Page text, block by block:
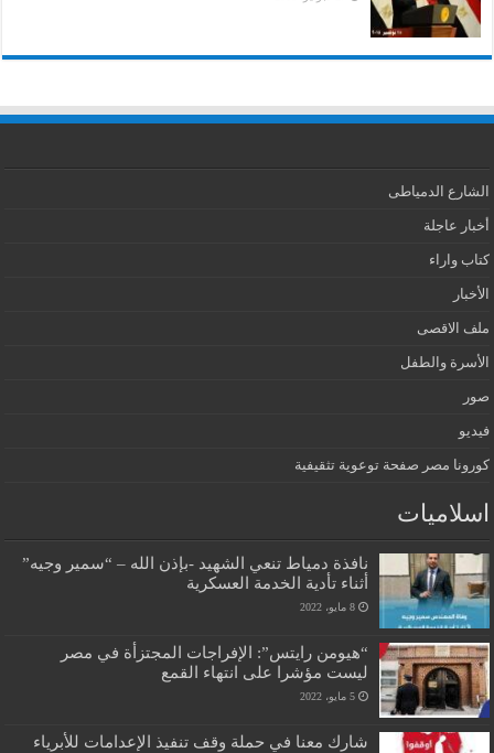
الشارع الدمياطى
أخبار عاجلة
كتاب واراء
الأخبار
ملف الاقصى
الأسرة والطفل
صور
فيديو
كورونا مصر صفحة توعوية تثقيفية
اسلاميات
نافذة دمياط تنعي الشهيد -بإذن الله – “سمير وجيه”
أثناء تأدية الخدمة العسكرية
8 مايو، 2022
“هيومن رايتس”: الإفراجات المجتزأة في مصر
ليست مؤشرا على انتهاء القمع
5 مايو، 2022
شارك معنا في حملة وقف تنفيذ الإعدامات للأبرياء